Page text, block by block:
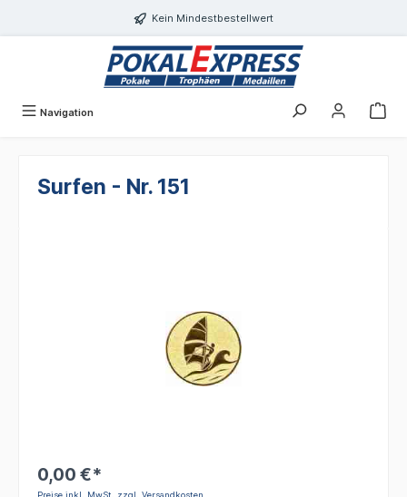
Kein Mindestbestellwert
Navigation
Surfen - Nr. 151
0,00 €*